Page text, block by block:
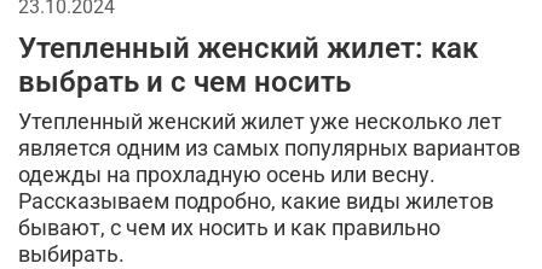
23.10.2024
Утепленный женский жилет: как
выбрать и с чем носить
Утепленный женский жилет уже несколько лет
является одним из самых популярных вариантов
одежды на прохладную осень или весну.
Рассказываем подробно, какие виды жилетов
бывают, с чем их носить и как правильно
выбирать.